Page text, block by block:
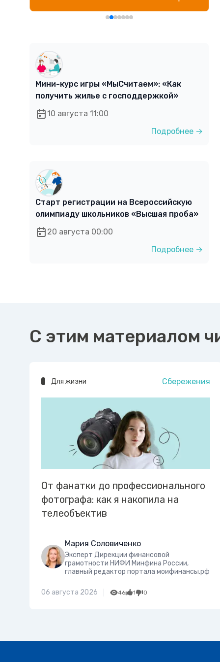
Мини-курс игры «МыСчитаем»: «Как
получить жилье с господдержкой»
10 августа 11:00
Подробнее →
Старт регистрации на Всероссийскую
олимпиаду школьников «Высшая проба»
20 августа 00:00
Подробнее →
С этим материалом
Для жизни Сбережения
От фанатки до профессионального
фотографа: как я накопила на
телеобъектив
Мария Соловиченко
Эксперт Дирекции финансовой
грамотности НИФИ Минфина России,
главный редактор портала моифинансы.рф
06 августа 2026 46 1 0